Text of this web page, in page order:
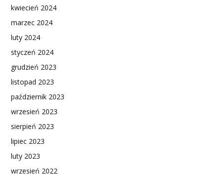
kwiecień 2024
marzec 2024
luty 2024
styczeń 2024
grudzień 2023
listopad 2023
październik 2023
wrzesień 2023
sierpień 2023
lipiec 2023
luty 2023
wrzesień 2022